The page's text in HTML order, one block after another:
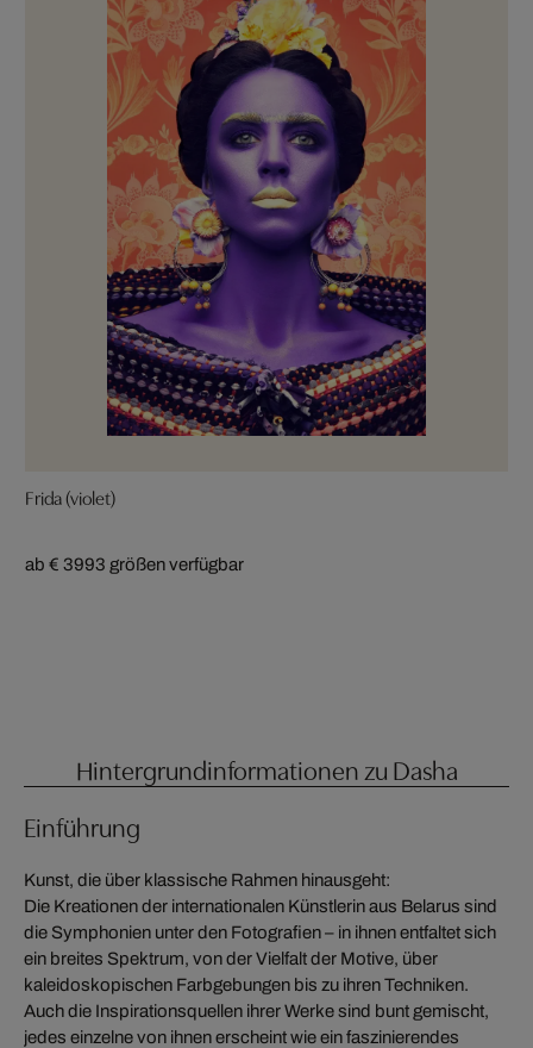
Frida (violet)
ab € 3993 größen verfügbar
Hintergrundinformationen zu Dasha
Einführung
Kunst, die über klassische Rahmen hinausgeht:
Die Kreationen der internationalen Künstlerin aus Belarus sind
die Symphonien unter den Fotografien – in ihnen entfaltet sich
ein breites Spektrum, von der Vielfalt der Motive, über
kaleidoskopischen Farbgebungen bis zu ihren Techniken.
Auch die Inspirationsquellen ihrer Werke sind bunt gemischt,
jedes einzelne von ihnen erscheint wie ein faszinierendes